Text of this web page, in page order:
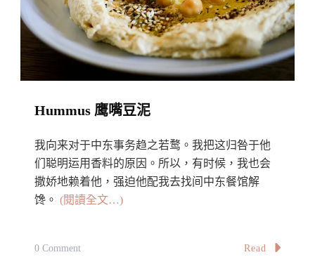
Hummus 鹰嘴豆泥
我向来对于中东事务趋之若鹜。我把这归咎于他
们聪明运用香料的原因。所以，有时候，我也会
撒娇地赖着他，强迫他配我去找间中东餐馆解
馋。 (閱讀全文…)
0 CommentOn
Read